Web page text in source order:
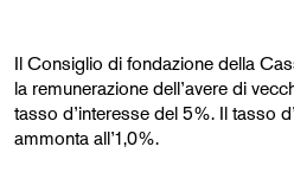
Il Consiglio di fondazione della
la remunerazione dell’avere di
tasso d’interesse del 5%. Il tasso
ammonta all’1,0%.